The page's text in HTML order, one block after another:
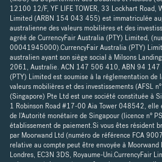
12100 12/F, YF LIFE TOWER, 33 Lockhart Road,
Limited (ARBN 154 043 455) est immatriculée
australienne des valeurs mobilières et des
agréé de CurrencyFair Australia (PTY) Limited,
00041945000).CurrencyFair Australia (PTY)
australien ayant son siège social à Milsons
2061, Australie. ACN 147 506 410, ABN 94 147
(PTY) Limited est soumise à la réglementation de
valeurs mobilières et des investissements (AFSL
(Singapore) Pte Ltd est une société constituée à
1 Robinson Road #17-00 Aia Tower 048542, elle
de l'Autorité monétaire de Singapour (licence n°
établissement de paiement.Si vous êtes résident
par Moorwand Ltd (numéro de référence FCA
relative au compte peut être envoyée à Moorwand
Londres, EC3N 3DS, Royaume-Uni.CurrencyFair